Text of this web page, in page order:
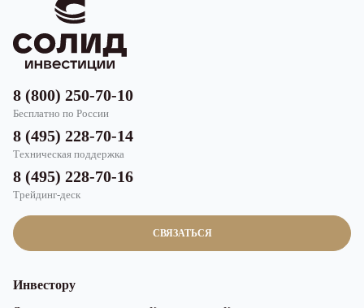
СВЯЗАТЬСЯ
8 (800) 250-70-10
Бесплатно по России
8 (495) 228-70-14
Техническая поддержка
8 (495) 228-70-16
Трейдинг-деск
Инвестору